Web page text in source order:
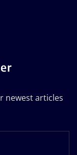
newest articles